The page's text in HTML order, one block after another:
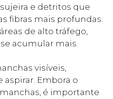
e detritos que
fibras mais profundas.
de alto tráfego,
acumular mais.
visíveis,
Embora o
é importante